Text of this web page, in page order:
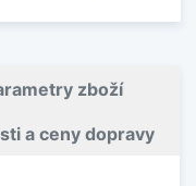
zboží
a ceny dopravy